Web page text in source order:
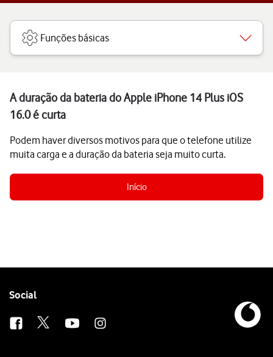
Funções básicas
A duração da bateria do Apple iPhone 14 Plus iOS
16.0 é curta
Podem haver diversos motivos para que o telefone utilize
muita carga e a duração da bateria seja muito curta.
Início
Follow
Social